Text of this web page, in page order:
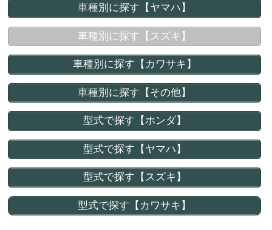
車種別に探す【ヤマハ】
車種別に探す【スズキ】
車種別に探す【カワサキ】
車種別に探す【その他】
型式で探す【ホンダ】
型式で探す【ヤマハ】
型式で探す【スズキ】
型式で探す【カワサキ】